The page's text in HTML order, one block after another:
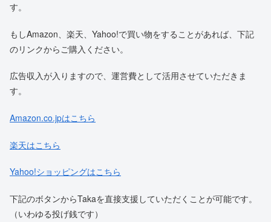
す。
もしAmazon、楽天、Yahoo!で買い物をすることがあれば、下記
のリンクからご購入ください。
広告収入が入りますので、運営費として活用させていただきま
す。
Amazon.co.jpはこちら
楽天はこちら
Yahoo!ショッピングはこちら
下記のボタンからTakaを直接支援していただくことが可能です。
（いわゆる投げ銭です）